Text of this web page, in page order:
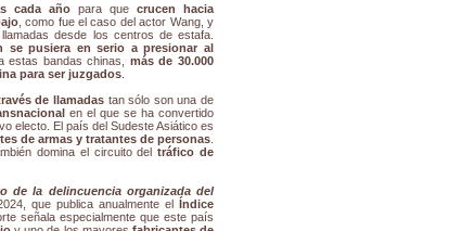
cada año para que crucen hacia
, como fue el caso del actor Wang, y
desde los centros de estafa.
se pusiera en serio a presionar al
estas bandas chinas, más de 30.000
para ser juzgados
de llamadastan sólo son una de
en el que se ha convertido
electo. El país del Sudeste Asiático es
de armas y tratantes de personas
domina el circuito deltráfico de
de la delincuencia organizada del
que publica anualmente el Índice
señala especialmente que este país